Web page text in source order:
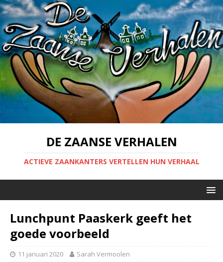
DE ZAANSE VERHALEN
ACTIEVE ZAANKANTERS VERTELLEN HUN VERHAAL
Lunchpunt Paaskerk geeft het
goede voorbeeld
11 januari 2020 Sarah Vermoolen